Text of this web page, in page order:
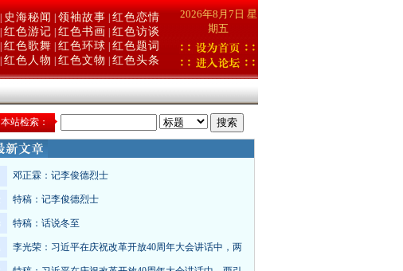
史海秘闻 领袖故事 红色恋情
红色游记 红色书画
红色访谈
红色歌舞 红色环球 红色题词
红色人物 红色文物 红色头条
2026年8月7日 星
期五
本站检索：
邓正霖：记李俊德烈士
特稿：记李俊德烈士
特稿：话说冬至
李光荣：习近平在庆祝改革开放40周年大会讲话中，两